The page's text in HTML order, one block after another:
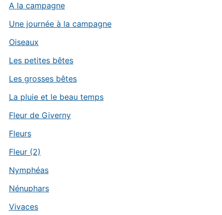
A la campagne
Une journée à la campagne
Oiseaux
Les petites bêtes
Les grosses bêtes
La pluie et le beau temps
Fleur de Giverny
Fleurs
Fleur (2)
Nymphéas
Nénuphars
Vivaces